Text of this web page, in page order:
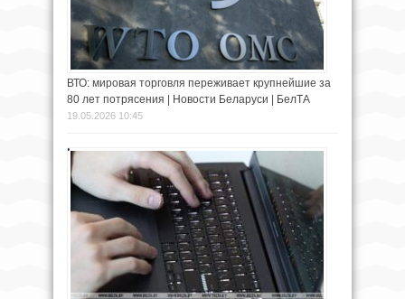
ВТО: мировая торговля переживает крупнейшие за
80 лет потрясения | Новости Беларуси | БелТА
19.05.2026 10:45